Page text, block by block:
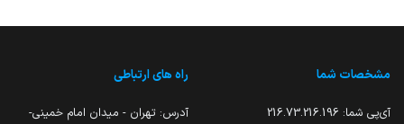
مشخصات شما
آی‌پی شما: 216.73.216.196
راه های ارتباطی
آدرس: تهران - میدان امام خمینی-